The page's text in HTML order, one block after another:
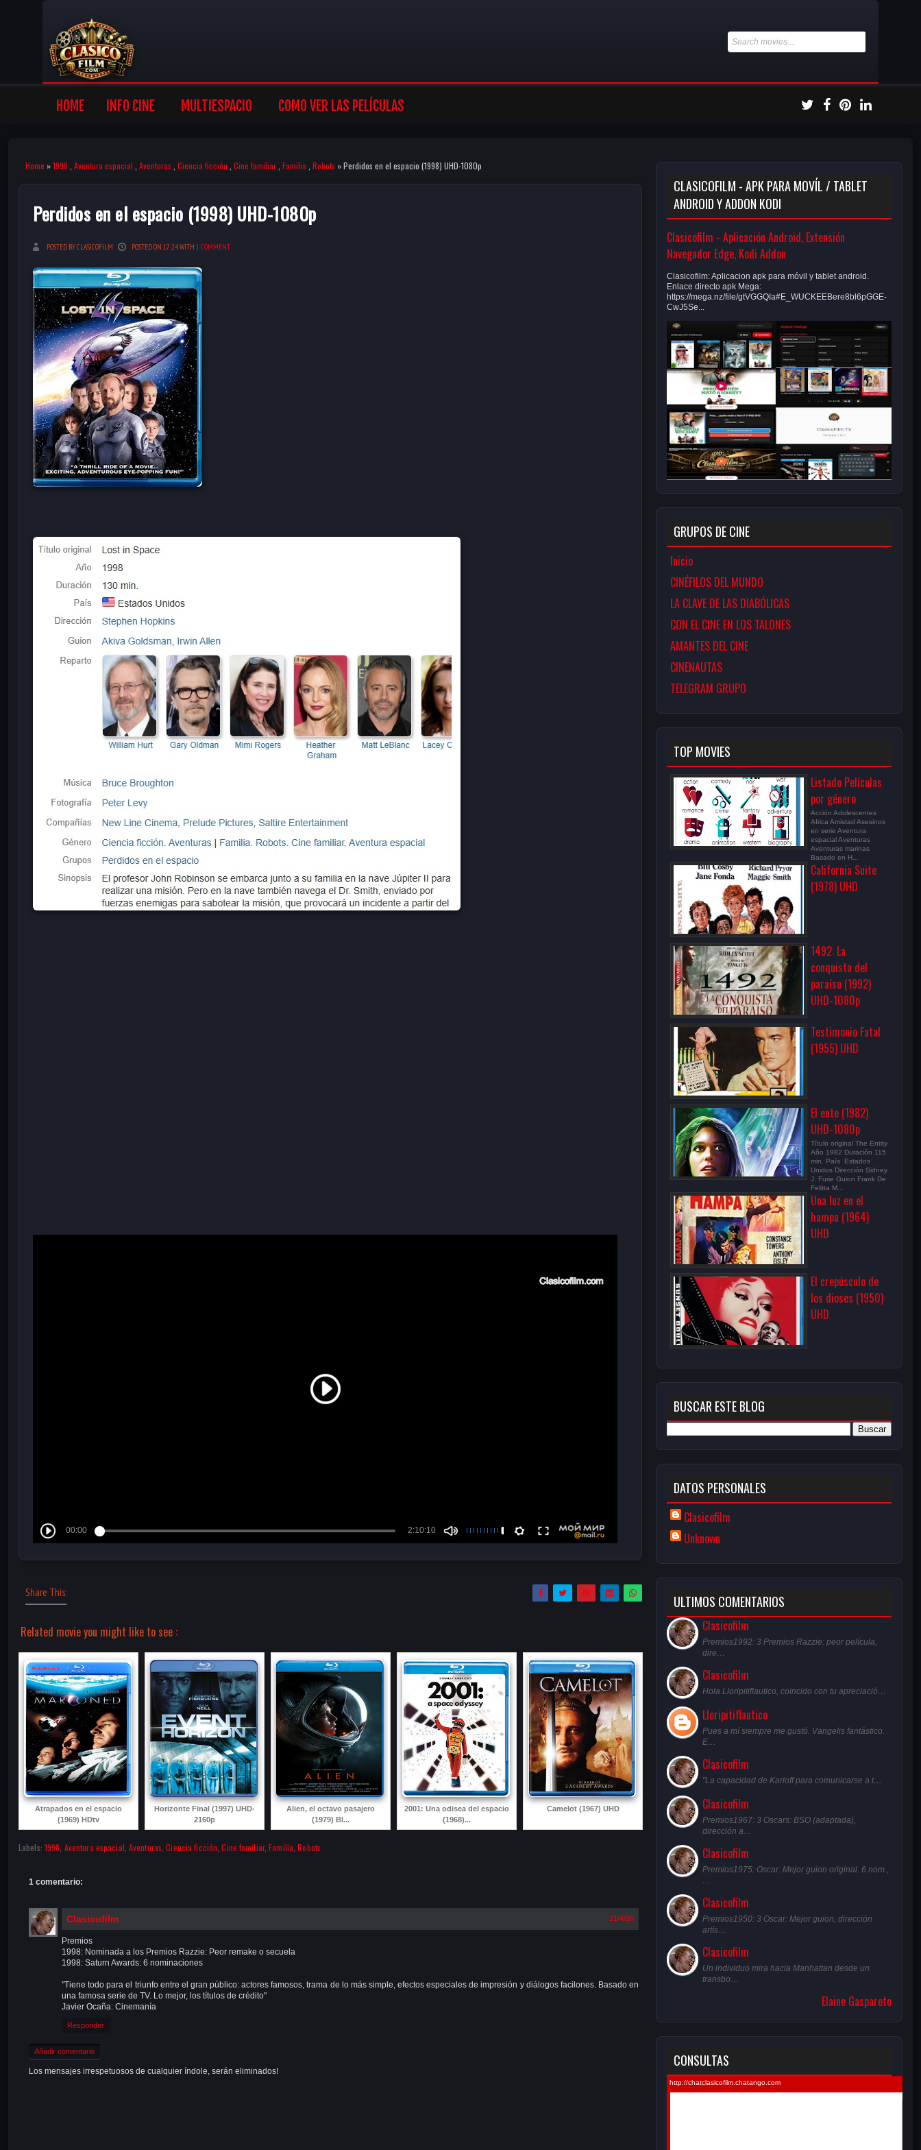
HOME INFO CINE MULTIESPACIO COMO VER LAS PELÍCULAS
Home »1998 Aventura espacial Aventuras Ciencia ficción Cine familiar Familia Robots » Perdidos en el espacio (1998) UHD-1080p
Perdidos en el espacio (1998) UHD-1080p
POSTED BY CLASICOFILM POSTED ON 17:24 WITH 1 COMMENT
Share This:
Related movie you might like to see :
Atrapados en el espacio
(1969) HDtv
Horizonte Final (1997) UHD-
2160p
Alien, el octavo pasajero
(1979) Bl...
2001: Una odisea del espacio
(1968)...
Camelot (1967) UHD
Labels: 1998 Aventura espacial Aventuras ,Ciencia ficción ,Cine familiar,Familia ,Robots
1 comentario:
Clasicofilm 21/4/26
Premios
1998: Nominada a los Premios Razzie: Peor remake o secuela
1998: Saturn Awards: 6 nominaciones
"Tiene todo para el triunfo entre el gran público: actores famosos, trama de lo más simple, efectos especiales de impresión y diálogos facilones. Basado en
una famosa serie de TV. Lo mejor, los títulos de crédito"
Javier Ocaña: Cinemanía
Responder
Añadir comentario
Los mensajes irrespetuosos de cualquier índole, serán eliminados!
CLASICOFILM - APK PARA MOVÍL / TABLET
ANDROID Y ADDON KODI
Clasicofilm - Aplicación Android, Extensión
Navegador Edge, Kodi Addon
Clasicofilm: Aplicacion apk para móvil y tablet android.
Enlace directo apk Mega:
https://mega.nz/file/gtVGGQIa#E_WUCKEEBere8bl6pGGE-
CwJ5Se...
GRUPOS DE CINE
Inicio
CINÉFILOS DEL MUNDO
LA CLAVE DE LAS DIABÓLICAS
CON EL CINE EN LOS TALONES
AMANTES DEL CINE
CINENAUTAS
TELEGRAM GRUPO
TOP MOVIES
Listado Películas
por género
Acción Adolescentes
Africa Amistad Asesinos
en serie Aventura
espacial Aventuras
Aventuras marinas
Basado en H...
California Suite
(1978) UHD
1492: La
conquista del
paraíso (1992)
UHD-1080p
Testimonio Fatal
(1955) UHD
El ente (1982)
UHD-1080p
Título original The Entity
Año 1982 Duración 115
min. País Estados
Unidos Dirección Sidney
J. Furie Guion Frank De
Felitta M...
Una luz en el
hampa (1964)
UHD
El crepúsculo de
los dioses (1950)
UHD
BUSCAR ESTE BLOG
DATOS PERSONALES
Clasicofilm
Unknown
ULTIMOS COMENTARIOS
Clasicofilm
Premios1992: 3 Premios Razzie: peor película,
dire…
Clasicofilm
Hola Lloripitiflautico, coincido con tu apreciació…
Lloripitiflautico
Pues a mí siempre me gustó. Vangelis fantástico.
E…
Clasicofilm
"La capacidad de Karloff para comunicarse a t…
Clasicofilm
Premios1967: 3 Oscars: BSO (adaptada),
dirección a…
Clasicofilm
Premios1975: Oscar: Mejor guion original. 6 nom.,
Clasicofilm
Premios1950: 3 Oscar: Mejor guion, dirección
artís…
Clasicofilm
Un individuo mira hacia Manhattan desde un
transbo…
Elaine Gaspareto
CONSULTAS